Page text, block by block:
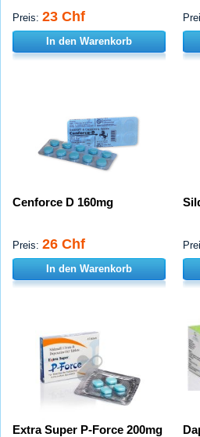
Preis: 23 Chf
In den Warenkorb
Cenforce D 160mg
Preis: 26 Chf
In den Warenkorb
Extra Super P-Force 200mg